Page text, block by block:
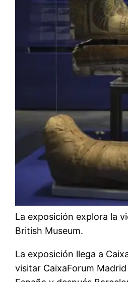
La exposición explora la
British Museum.
La exposición llega a
visitar CaixaForum